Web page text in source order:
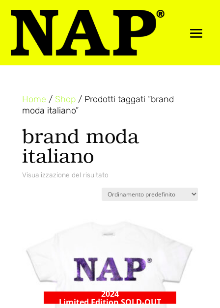
Home / Shop/ Prodotti taggati “brand
moda italiano”
brand moda
italiano
Visualizzazione del risultato
2024
Limited EditionSOLD-OUT